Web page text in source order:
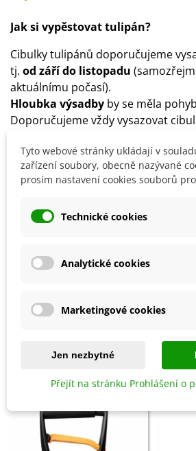
Jak si vypěstovat tulipán?
Cibulky tulipánů doporučujeme
tj. od září do listopadu
aktuálnímu počasí).
Hloubka výsadby by se měla
Doporučujeme vždy vysazovat
Stanovištěpro tulipány zvolíme
polostinné.
Substrátby měl být výživný, s pH
Co dělat s tulipány po odkvětu?
Cibulky očistíme a poté uložíme do
teplotou kolem 15 °C.
SOUVISEJÍCÍ PRODUKTY
Tyto webové stránky ukládají v
zařízení soubory, obecně nazývané
prosím nastavení cookies souborů
Technické cookies
Analytické cookies
Marketingové cookies
Jen nezbytné
Přejít na stránku Prohlášení o